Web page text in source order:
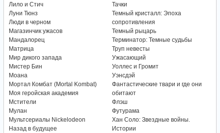
Лило и Стич
Луни Тюнз
Люди в черном
Магазинчик ужасов
Мандалорец
Матрица
Мир дикого запада
Мистер Бин
Моана
Мортал Комбат (Mortal Kombat)
Моя геройская академия
Мстители
Мулан
Мультсериалы Nickelodeon
Назад в будущее
Тачки
Темный кристалл: Эпоха
сопротивления
Темный рыцарь
Терминатор: Темные судьбы
Труп невесты
Ужасающий
Уоллес и Громит
Уэнсдэй
Фантастические твари и где они
обитают
Флэш
Футурама
Хан Соло: Звездные войны.
Истории